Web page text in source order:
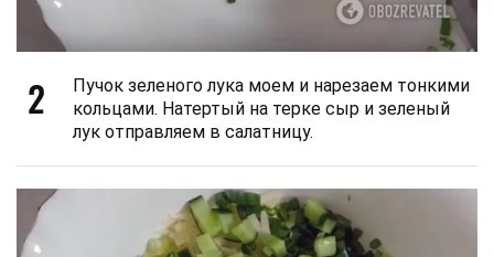
2
Пучок зеленого лука моем и нарезаем тонкими
кольцами. Натертый на терке сыр и зеленый
лук отправляем в салатницу.